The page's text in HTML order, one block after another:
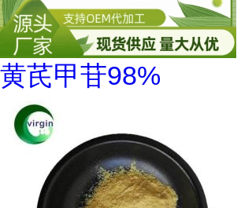
黄芪甲苷98%